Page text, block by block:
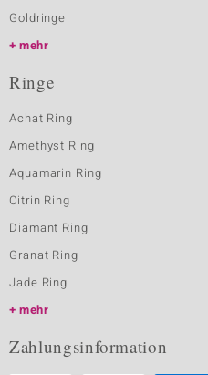
Goldringe
mehr
Ringe
Achat Ring
Amethyst Ring
Aquamarin Ring
Citrin Ring
Diamant Ring
Granat Ring
Jade Ring
mehr
Zahlungsinformation